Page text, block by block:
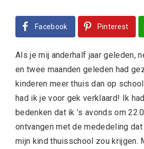
Facebook Pinterest
Als je mij anderhalf jaar geleden,
en twee maanden geleden had
kinderen meer thuis dan op
had ik je voor gek verklaard! Ik
bedenken dat ik ’s avonds om
ontvangen met de mededeling
mijn kind thuisschool zou krijgen.